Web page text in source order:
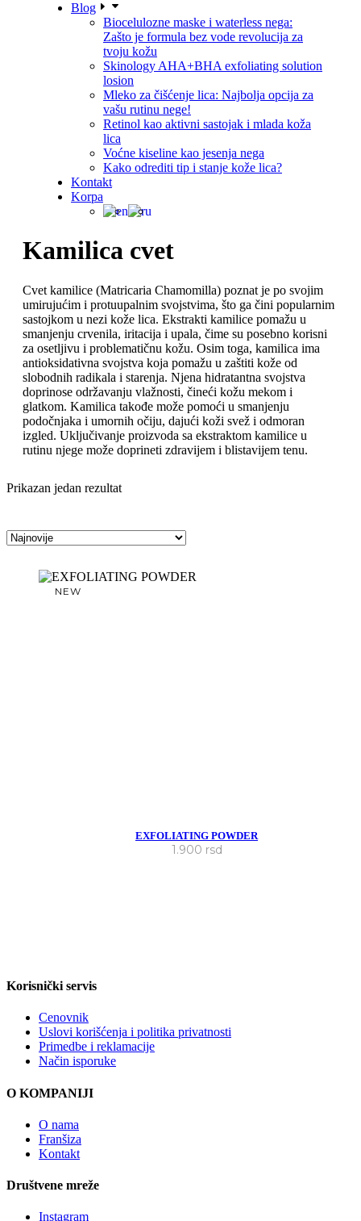
Blog
Biocelulozne maske i waterless nega:
Zašto je formula bez vode revolucija za
tvoju kožu
Skinology AHA+BHA exfoliating solution
losion
Mleko za čišćenje lica: Najbolja opcija za
vašu rutinu nege!
Retinol kao aktivni sastojak i mlada koža
lica
Voćne kiseline kao jesenja nega
Kako odrediti tip i stanje kože lica?
Kontakt
Korpa
Kamilica cvet
Cvet kamilice (Matricaria Chamomilla) poznat je po svojim
umirujućim i protuupalnim svojstvima, što ga čini popularnim
sastojkom u nezi kože lica. Ekstrakti kamilice pomažu u
smanjenju crvenila, iritacija i upala, čime su posebno korisni
za osetljivu i problematičnu kožu. Osim toga, kamilica ima
antioksidativna svojstva koja pomažu u zaštiti kože od
slobodnih radikala i starenja. Njena hidratantna svojstva
doprinose održavanju vlažnosti, čineći kožu mekom i
glatkom. Kamilica takođe može pomoći u smanjenju
podočnjaka i umornih očiju, dajući koži svež i odmoran
izgled. Uključivanje proizvoda sa ekstraktom kamilice u
rutinu njege može doprineti zdravijem i blistavijem tenu.
Prikazan jedan rezultat
NEW
EXFOLIATING POWDER
1.900 rsd
Korisnički servis
Cenovnik
Uslovi korišćenja i politika privatnosti
Primedbe i reklamacije
Način isporuke
O KOMPANIJI
O nama
Franšiza
Kontakt
Društvene mreže
Instagram